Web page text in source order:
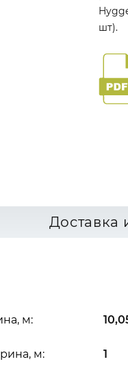
шт).
Доставка
м:
м: 1